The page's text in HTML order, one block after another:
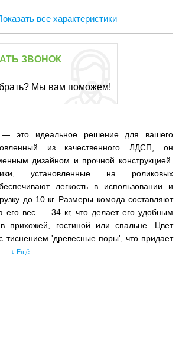
все характеристики
ЗВОНОК
Мы вам поможем!
это идеальное решение для вашего
из качественного ЛДСП, он
дизайном и прочной конструкцией.
установленные на роликовых
легкость в использовании и
до 10 кг. Размеры комода составляют
его вес — 34 кг, что делает его удобным
прихожей, гостиной или спальне. Цвет
тиснением 'древесные поры', что придает
↓ Ещё